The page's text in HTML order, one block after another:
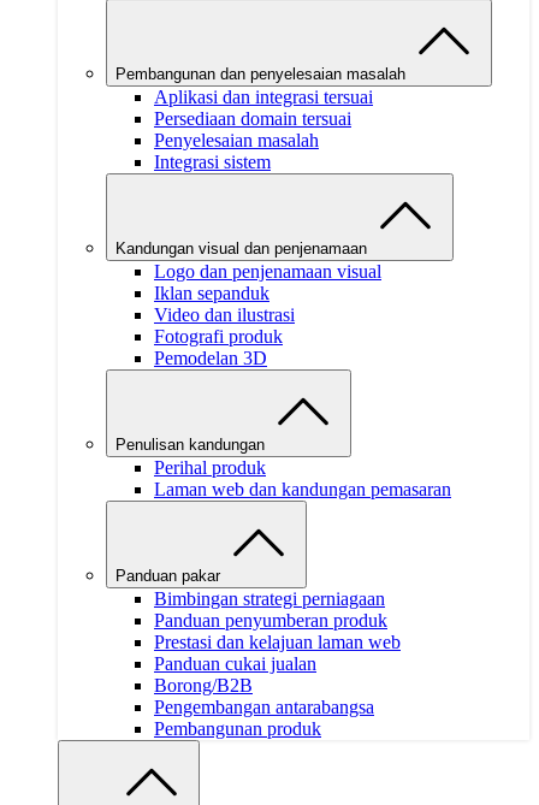
Pembangunan dan penyelesaian masalah
Aplikasi dan integrasi tersuai
Persediaan domain tersuai
Penyelesaian masalah
Integrasi sistem
Kandungan visual dan penjenamaan
Logo dan penjenamaan visual
Iklan sepanduk
Video dan ilustrasi
Fotografi produk
Pemodelan 3D
Penulisan kandungan
Perihal produk
Laman web dan kandungan pemasaran
Panduan pakar
Bimbingan strategi perniagaan
Panduan penyumberan produk
Prestasi dan kelajuan laman web
Panduan cukai jualan
Borong/B2B
Pengembangan antarabangsa
Pembangunan produk